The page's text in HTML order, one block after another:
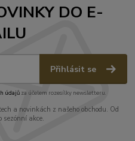
DO E-
Přihlásit se
údajůza účelem rozesílky newsletteru.
a novinkách z našeho obchodu. Od
sezónní akce.